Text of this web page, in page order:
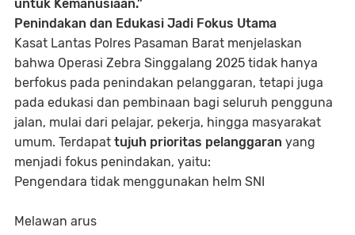
untuk Kemanusiaan.”
Penindakan dan Edukasi Jadi Fokus Utama
Kasat Lantas Polres Pasaman Barat menjelaskan
bahwa Operasi Zebra Singgalang 2025 tidak hanya
berfokus pada penindakan pelanggaran, tetapi juga
pada edukasi dan pembinaan bagi seluruh pengguna
jalan, mulai dari pelajar, pekerja, hingga masyarakat
umum. Terdapat tujuh prioritas pelanggaran yang
menjadi fokus penindakan, yaitu:
Pengendara tidak menggunakan helm SNI
Melawan arus